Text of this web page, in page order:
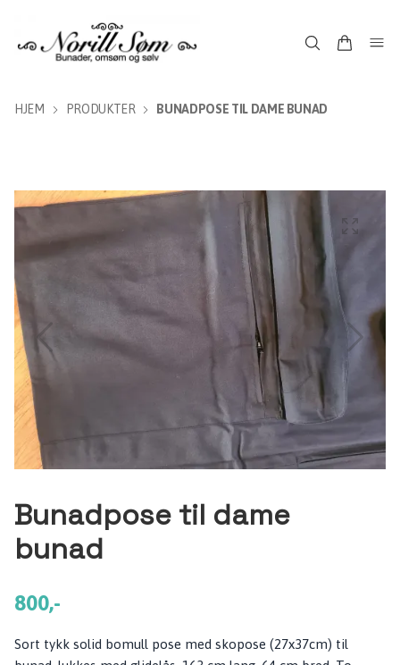
HJEM PRODUKTER BUNADPOSE TIL DAME BUNAD
Bunadpose til dame
bunad
800,-
Sort tykk solid bomull pose med skopose (27x37cm) til